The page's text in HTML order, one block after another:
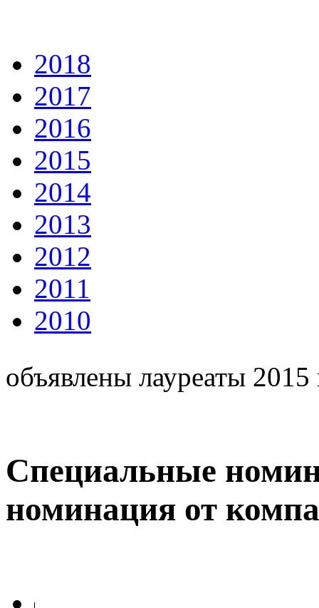
2018
2017
2016
2015
2014
2013
2012
2011
2010
объявлены лауреаты 2015
Специальные
номинация от